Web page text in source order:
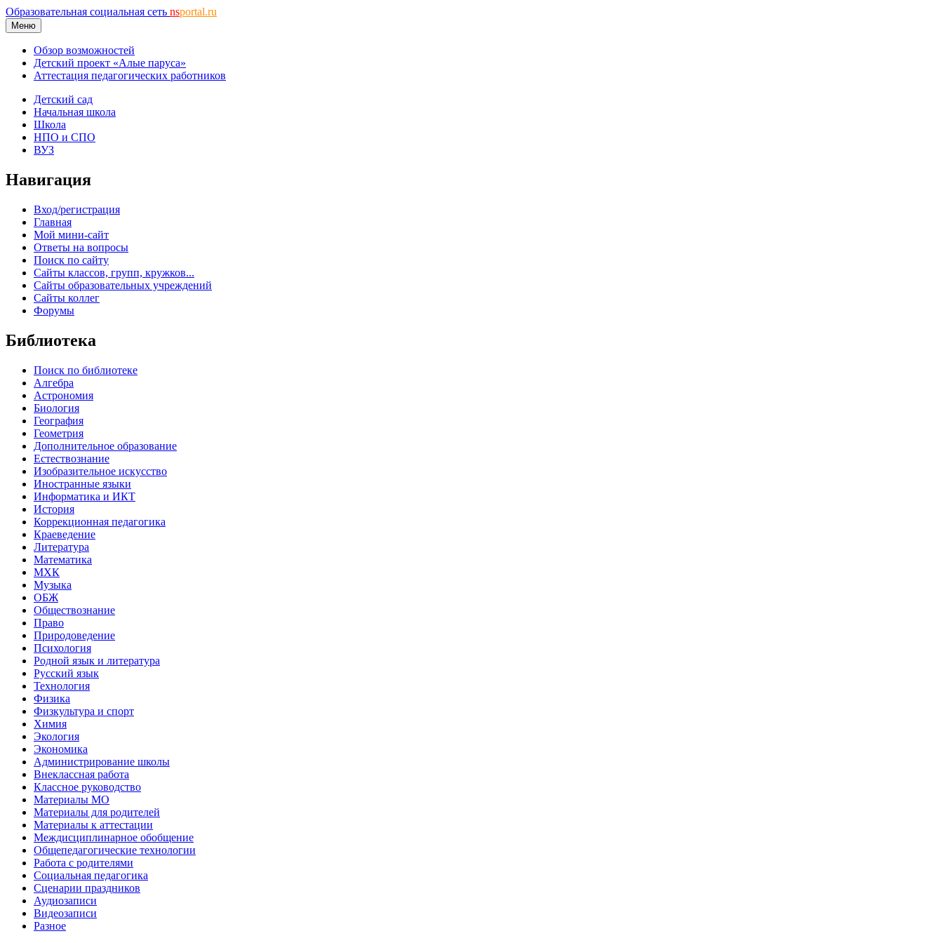
Образовательная социальная сеть nsportal.ru
Меню
Обзор возможностей
Детский проект «Алые паруса»
Аттестация педагогических работников
Детский сад
Начальная школа
Школа
НПО и СПО
ВУЗ
Навигация
Вход/регистрация
Главная
Мой мини-сайт
Ответы на вопросы
Поиск по сайту
Сайты классов, групп, кружков...
Сайты образовательных учреждений
Сайты коллег
Форумы
Библиотека
Поиск по библиотеке
Алгебра
Астрономия
Биология
География
Геометрия
Дополнительное образование
Естествознание
Изобразительное искусство
Иностранные языки
Информатика и ИКТ
История
Коррекционная педагогика
Краеведение
Литература
Математика
МХК
Музыка
ОБЖ
Обществознание
Право
Природоведение
Психология
Родной язык и литература
Русский язык
Технология
Физика
Физкультура и спорт
Химия
Экология
Экономика
Администрирование школы
Внеклассная работа
Классное руководство
Материалы МО
Материалы для родителей
Материалы к аттестации
Междисциплинарное обобщение
Общепедагогические технологии
Работа с родителями
Социальная педагогика
Сценарии праздников
Аудиозаписи
Видеозаписи
Разное